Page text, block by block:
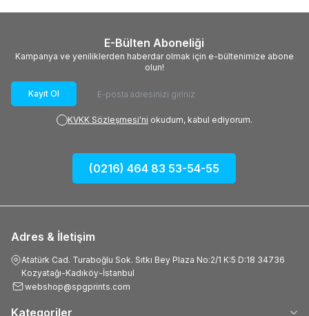
E-Bülten Aboneliği
Kampanya ve yeniliklerden haberdar olmak için e-bültenimize abone
olun!
Kayıt Ol
KVKK Sözleşmesi'ni okudum, kabul ediyorum.
(0216) 464 83 53-54-55
Adres & İletişim
Atatürk Cad. Turaboğlu Sok. Sıtkı Bey Plaza No:2/1 K:5 D:18 34736
Kozyatağı-Kadıköy-İstanbul
webshop@spgprints.com
Kategoriler